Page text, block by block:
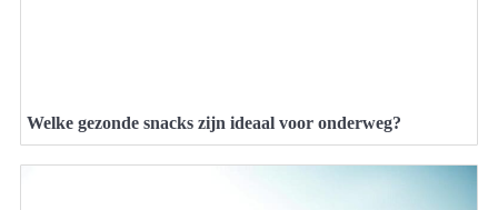
Welke gezonde snacks zijn ideaal voor onderweg?